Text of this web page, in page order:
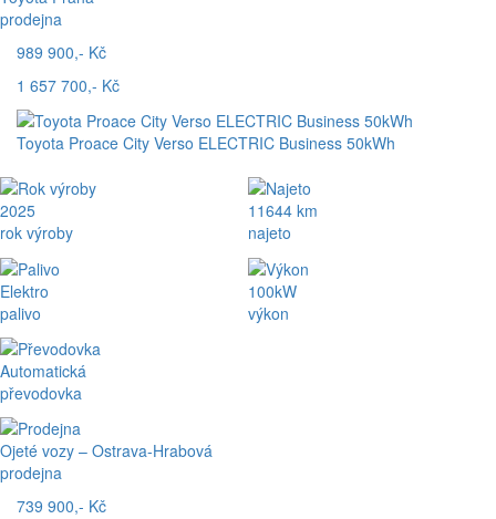
prodejna
989 900,- Kč
1 657 700,- Kč
Toyota Proace City Verso ELECTRIC Business 50kWh
2025
rok výroby
Elektro
palivo
Automatická
převodovka
Ojeté vozy – Ostrava-Hrabová
prodejna
11644 km
najeto
100kW
výkon
739 900,- Kč